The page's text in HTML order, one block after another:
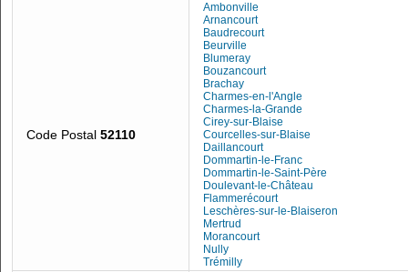
Code Postal 52110
Ambonville
Arnancourt
Baudrecourt
Beurville
Blumeray
Bouzancourt
Brachay
Charmes-en-l'Angle
Charmes-la-Grande
Cirey-sur-Blaise
Courcelles-sur-Blaise
Daillancourt
Dommartin-le-Franc
Dommartin-le-Saint-Père
Doulevant-le-Château
Flammerécourt
Leschères-sur-le-Blaiseron
Mertrud
Morancourt
Nully
Trémilly